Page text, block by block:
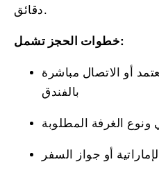
دقائق.
خطوات الحجز تشمل:
أو الاتصال مباشرة
بالفندق
ونوع الغرفة المطلوبة
أو جواز السفر